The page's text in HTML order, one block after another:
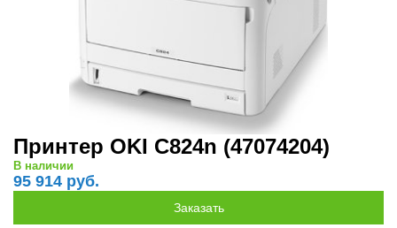
Принтер OKI C824n (47074204)
В наличии
95 914 руб.